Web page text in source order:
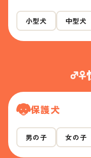
小型犬 中型犬
保護犬
男の子 女の子